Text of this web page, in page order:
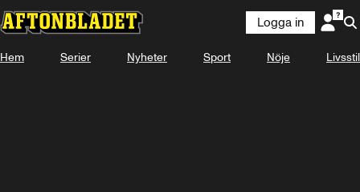
KOMMER
Se snart på Plus Video
Logga in
Hem Serier Nyheter Sport Nöje Livsstil